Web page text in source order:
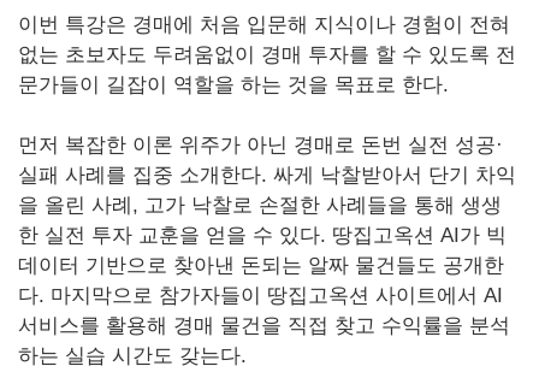
이번 특강은 경매에 처음 입문해 지식이나 경험이 전혀
없는 초보자도 두려움없이 경매 투자를 할 수 있도록 전
문가들이 길잡이 역할을 하는 것을 목표로 한다.
먼저 복잡한 이론 위주가 아닌 경매로 돈번 실전 성공·
실패 사례를 집중 소개한다. 싸게 낙찰받아서 단기 차익
을 올린 사례, 고가 낙찰로 손절한 사례들을 통해 생생
한 실전 투자 교훈을 얻을 수 있다. 땅집고옥션 AI가 빅
데이터 기반으로 찾아낸 돈되는 알짜 물건들도 공개한
다. 마지막으로 참가자들이 땅집고옥션 사이트에서 AI
서비스를 활용해 경매 물건을 직접 찾고 수익률을 분석
하는 실습 시간도 갖는다.